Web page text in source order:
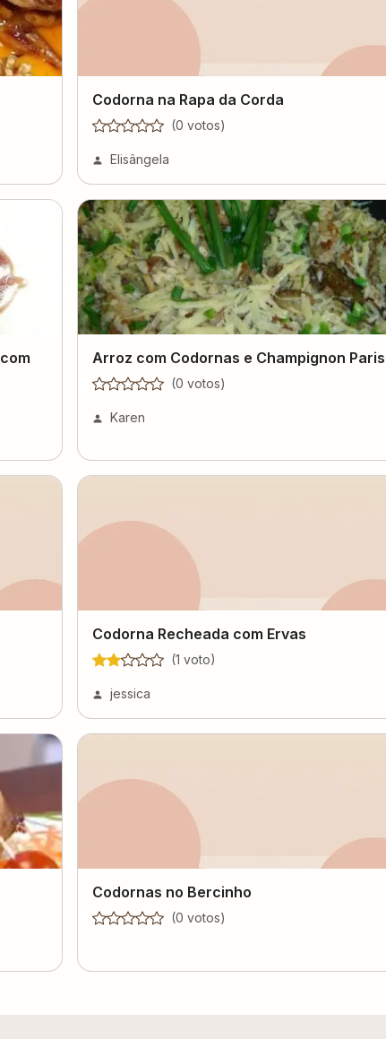
Codorna na Rapa da Corda
(0 votos)
Elisângela
Arroz com Codornas e Champignon Paris
(0 votos)
Karen
Codorna Recheada com Ervas
(1 voto)
jessica
Codornas no Bercinho
(0 votos)